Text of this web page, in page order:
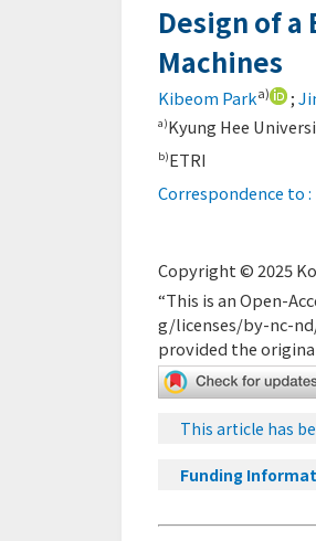
Design of
Machines
Kibeom Parka) ;
a)Kyung Hee
b)ETRI
Correspondence to :
Copyright © 2025
“This is an Open-
g/licenses/by-nc-
provided the
This article has
Funding